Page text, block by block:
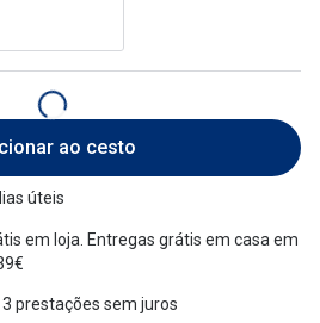
ao cesto
úteis
em loja. Entregas grátis em casa em
3 prestações sem juros